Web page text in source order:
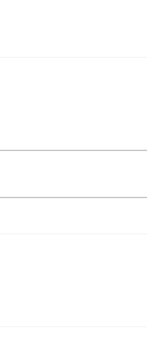
+ 6 % ELASTANO